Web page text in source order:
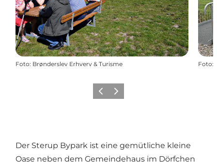
Foto: Brønderslev Erhverv & Turisme Foto:
ZurückWeiter
Der Sterup Bypark ist eine gemütliche kleine
Oase neben dem Gemeindehaus im Dörfchen